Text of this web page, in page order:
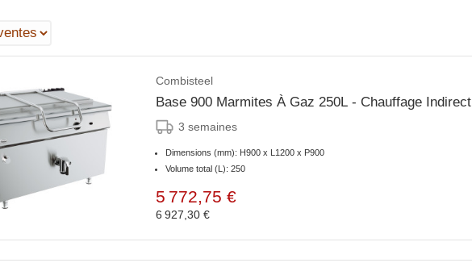
Combisteel
Base 900 Marmites À Gaz 250L - Chauffage Indirect
3 semaines
Dimensions (mm): H900 x L1200 x P900
Volume total (L): 250
5 772,75 €
6 927,30 €